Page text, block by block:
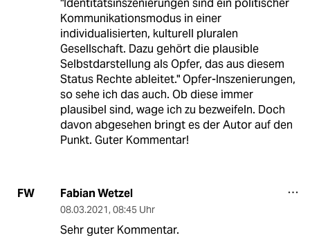
"Identitätsinszenierungen sind ein politischer
Kommunikationsmodus in einer
individualisierten, kulturell pluralen
Gesellschaft. Dazu gehört die plausible
Selbstdarstellung als Opfer, das aus diesem
Status Rechte ableitet." Opfer-Inszenierungen,
so sehe ich das auch. Ob diese immer
plausibel sind, wage ich zu bezweifeln. Doch
davon abgesehen bringt es der Autor auf den
Punkt. Guter Kommentar!
FW Fabian Wetzel
08.03.2021, 08:45 Uhr
Sehr guter Kommentar.